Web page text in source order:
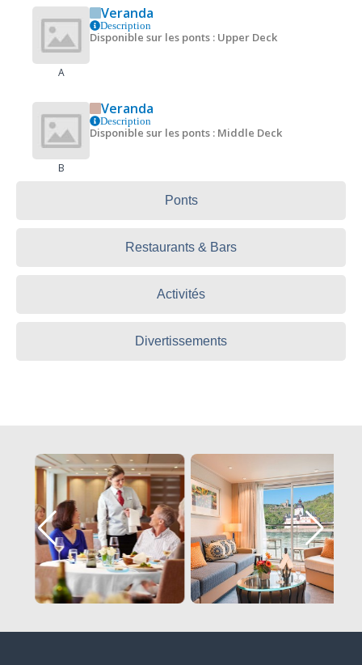
Ponts
Restaurants & Bars
Activités
Divertissements
A
Veranda
Description
Disponible sur les ponts : Upper Deck
B
Veranda
Description
Disponible sur les ponts : Middle Deck